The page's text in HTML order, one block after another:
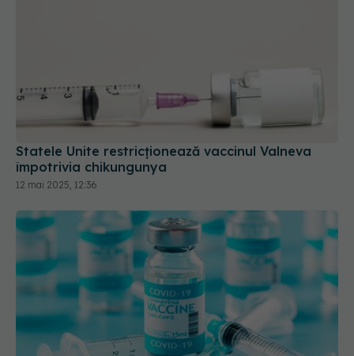
Statele Unite restricţionează vaccinul Valneva
împotrivia chikungunya
12 mai 2025, 12:36